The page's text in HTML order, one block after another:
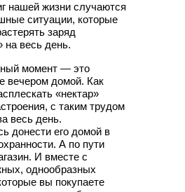
нашей жизни случаются
ситуации, которые
заряд
на весь день.
момент — это
вечером домой. Как
«нектар»
с таким трудом
весь день.
донести его домой в
А по пути
И вместе с
однообразных
вы покупаете